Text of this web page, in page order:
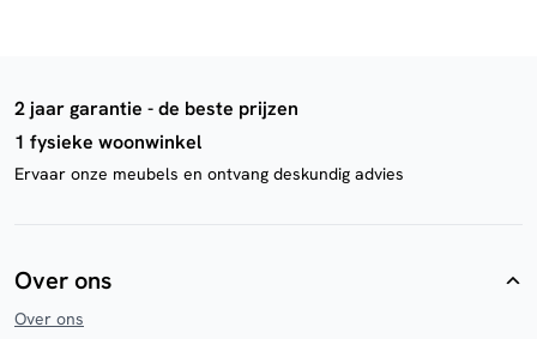
2 jaar garantie - de beste prijzen
1 fysieke woonwinkel
Ervaar onze meubels en ontvang deskundig advies
Over ons
Over ons